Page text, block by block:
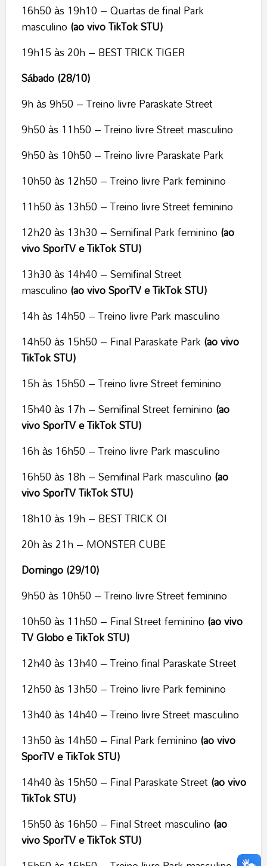
16h50 às 19h10 – Quartas de final Park
masculino (ao vivo TikTok STU)
19h15 às 20h – BEST TRICK TIGER
Sábado (28/10)
9h às 9h50 – Treino livre Paraskate Street
9h50 às 11h50 – Treino livre Street masculino
9h50 às 10h50 – Treino livre Paraskate Park
10h50 às 12h50 – Treino livre Park feminino
11h50 às 13h50 – Treino livre Street feminino
12h20 às 13h30 – Semifinal Park feminino (ao
vivo SporTV e TikTok STU)
13h30 às 14h40 – Semifinal Street
masculino (ao vivo SporTV e TikTok STU)
14h às 14h50 – Treino livre Park masculino
14h50 às 15h50 – Final Paraskate Park(ao vivo
TikTok STU)
15h às 15h50 – Treino livre Street feminino
15h40 às 17h – Semifinal Street feminino (ao
vivo SporTV e TikTok STU)
16h às 16h50 – Treino livre Park masculino
16h50 às 18h – Semifinal Park masculino (ao
vivo SporTV TikTok STU)
18h10 às 19h – BEST TRICK OI
20h às 21h – MONSTER CUBE
Domingo (29/10)
9h50 às 10h50 – Treino livre Street feminino
10h50 às 11h50 – Final Street feminino (ao vivo
TV Globo e TikTok STU)
12h40 às 13h40 – Treino final Paraskate Street
12h50 às 13h50 – Treino livre Park feminino
13h40 às 14h40 – Treino livre Street masculino
13h50 às 14h50 – Final Park feminino (ao vivo
SporTV e TikTok STU)
14h40 às 15h50 – Final Paraskate Street (ao vivo
TikTok STU)
15h50 às 16h50 – Final Street masculino (ao
vivo SporTV e TikTok STU)